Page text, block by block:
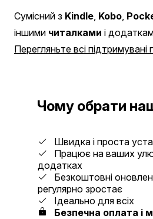
Сумісний з Kindle Kobo
іншими читалками і
Перегляньте всі підтримувані
Чому обрати
Швидка і проста
Працює на ваших
додатках
Безкоштовні
регулярно зростає
Ідеально для всіх
Безпечна оплата і